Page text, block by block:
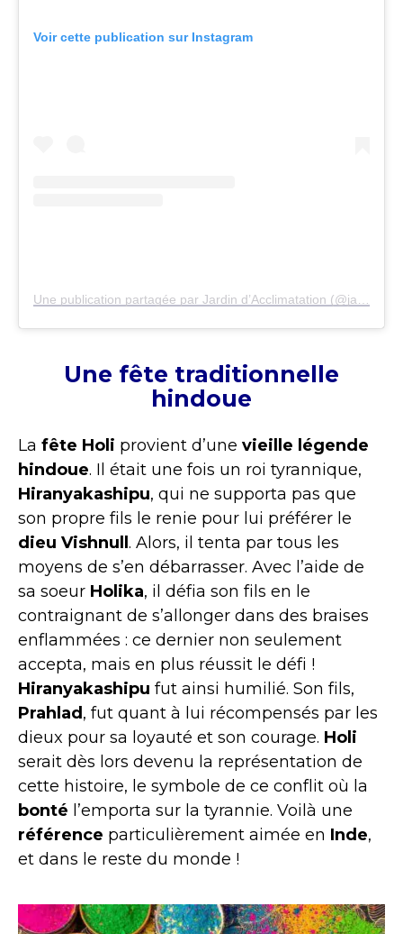
Voir cette publication sur Instagram
Une fête traditionnelle
hindoue
La fête Holi provient d’une vieille légende
hindoue. Il était une fois un roi tyrannique,
Hiranyakashipu, qui ne supporta pas que
son propre fils le renie pour lui préférer le
dieu Vishnull. Alors, il tenta par tous les
moyens de s’en débarrasser. Avec l’aide de
sa soeur Holika, il défia son fils en le
contraignant de s’allonger dans des braises
enflammées : ce dernier non seulement
accepta, mais en plus réussit le défi !
Hiranyakashipu fut ainsi humilié. Son fils,
Prahlad, fut quant à lui récompensés par les
dieux pour sa loyauté et son courage. Holi
serait dès lors devenu la représentation de
cette histoire, le symbole de ce conflit où la
bonté l’emporta sur la tyrannie. Voilà une
référence particulièrement aimée en Inde,
et dans le reste du monde !